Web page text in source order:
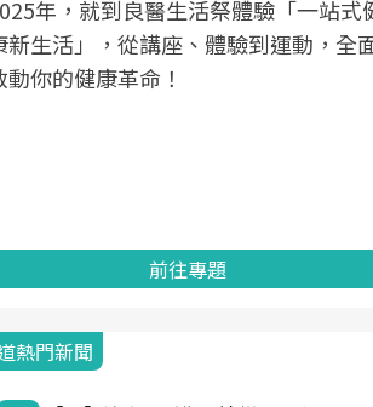
年，就到良醫生活祭體驗「一站式
新生活」，從講座、體驗到運動，全
動你的健康革命！
前往專題
熱門新聞